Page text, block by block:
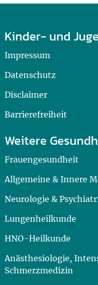
Kinder- und
Impressum
Datenschutz
Disclaimer
Barrierefreiheit
Weitere
Frauengesundheit
Allgemeine & Innere
Neurologie &
Lungenheilkunde
HNO-Heilkunde
Anästhesiologie,
Schmerzmedizin